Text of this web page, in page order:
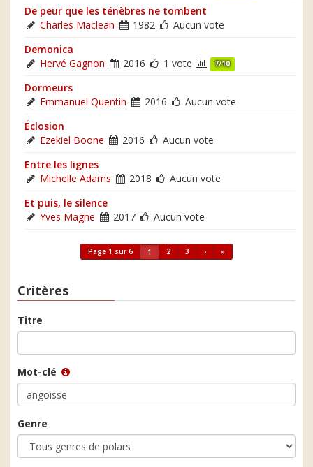
De peur que les ténèbres ne tombent
Charles Maclean
1982
Aucun vote
Demonica
Hervé Gagnon
2016 1 vote 7/10
Dormeurs
Emmanuel Quentin
2016
Aucun vote
Éclosion
Ezekiel Boone
2016
Aucun vote
Entre les lignes
Michelle Adams
2018
Aucun vote
Et puis, le silence
Yves Magne
2017 Aucun vote
Page 1 sur 6 1 2 3 › »
Critères
Titre
Mot-clé
Genre